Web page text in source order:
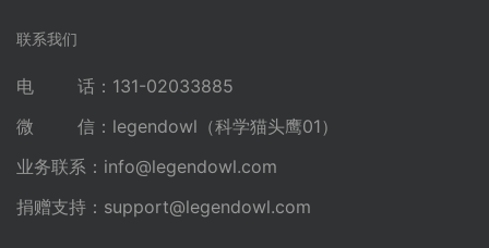
联系我们
电 话：131-02033885
微 信：legendowl（科学猫头鹰01）
业务联系： info@legendowl.com
捐赠支持： support@legendowl.com